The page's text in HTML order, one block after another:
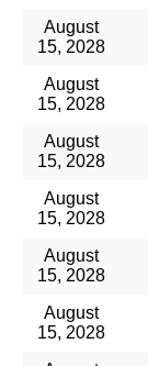
August
15, 2028
August
15, 2028
August
15, 2028
August
15, 2028
August
15, 2028
August
15, 2028